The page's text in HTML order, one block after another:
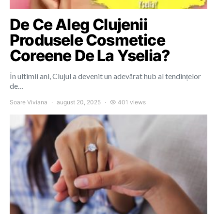
De Ce Aleg Clujenii
Produsele Cosmetice
Coreene De La Yselia?
În ultimii ani, Clujul a devenit un adevărat hub al tendințelor
de…
Soare Viviana august 20, 2025 401 views